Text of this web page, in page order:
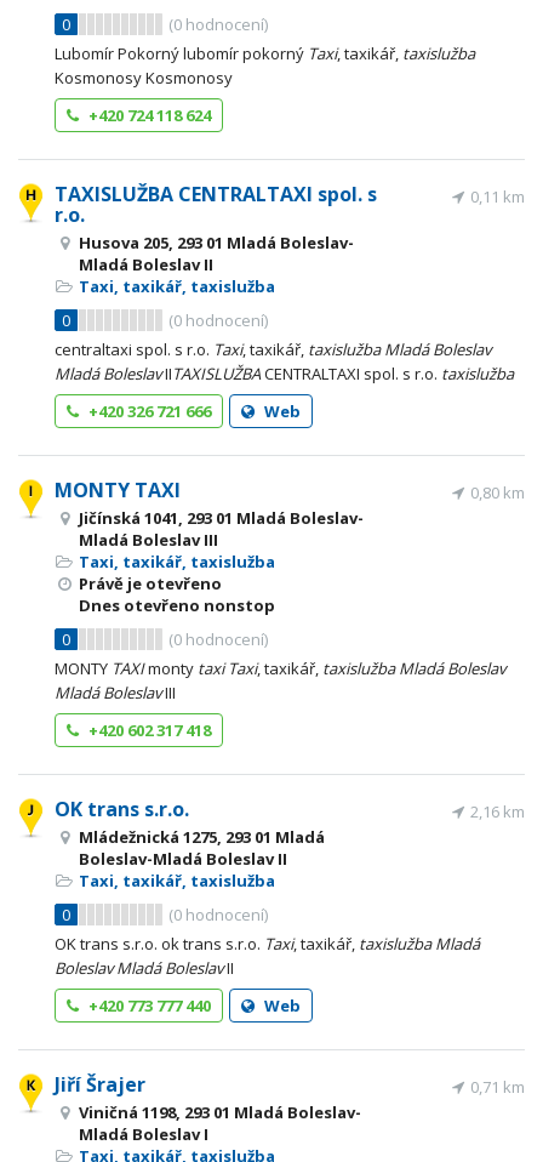
0
(0 hodnocení)
Lubomír Pokorný lubomír pokorný Taxi, taxikář, taxislužba
Kosmonosy Kosmonosy
+420 724 118 624
TAXISLUŽBA CENTRALTAXI spol. s
r.o.
Husova 205, 293 01 Mladá Boleslav-
Mladá Boleslav II
Taxi, taxikář, taxislužba
0
(0 hodnocení)
0,11 km
centraltaxi spol. s r.o. Taxi, taxikář, taxislužba Mladá Boleslav
Mladá BoleslavIITAXISLUŽBACENTRALTAXI spol. s r.o. taxislužba
+420 326 721 666
Web
MONTY TAXI
Jičínská 1041, 293 01 Mladá Boleslav-
Mladá Boleslav III
Taxi, taxikář, taxislužba
Právě je otevřeno
Dnes otevřeno nonstop
0
(0 hodnocení)
0,80 km
MONTY TAXImonty taxi Taxi, taxikář, taxislužba Mladá Boleslav
Mladá BoleslavIII
+420 602 317 418
OK trans s.r.o.
Mládežnická 1275, 293 01 Mladá
Boleslav-Mladá Boleslav II
Taxi, taxikář, taxislužba
0
(0 hodnocení)
2,16 km
OK trans s.r.o. ok trans s.r.o. Taxi, taxikář, taxislužba Mladá
Boleslav Mladá BoleslavII
+420 773 777 440
Web
Jiří Šrajer
Viničná 1198, 293 01 Mladá Boleslav-
Mladá Boleslav I
Taxi, taxikář, taxislužba
0,71 km